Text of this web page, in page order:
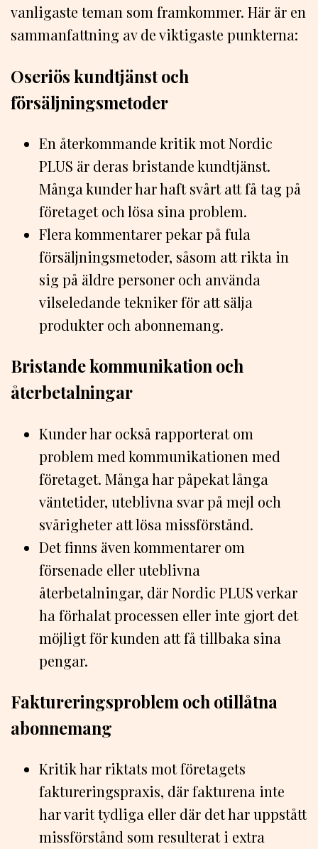
vanligaste teman som framkommer. Här är en
sammanfattning av de viktigaste punkterna:
Oseriös kundtjänst och
försäljningsmetoder
En återkommande kritik mot Nordic
PLUS är deras bristande kundtjänst.
Många kunder har haft svårt att få tag på
företaget och lösa sina problem.
Flera kommentarer pekar på fula
försäljningsmetoder, såsom att rikta in
sig på äldre personer och använda
vilseledande tekniker för att sälja
produkter och abonnemang.
Bristande kommunikation och
återbetalningar
Kunder har också rapporterat om
problem med kommunikationen med
företaget. Många har påpekat långa
väntetider, uteblivna svar på mejl och
svårigheter att lösa missförstånd.
Det finns även kommentarer om
försenade eller uteblivna
återbetalningar, där Nordic PLUS verkar
ha förhalat processen eller inte gjort det
möjligt för kunden att få tillbaka sina
pengar.
Faktureringsproblem och otillåtna
abonnemang
Kritik har riktats mot företagets
faktureringspraxis, där fakturena inte
har varit tydliga eller där det har uppstått
missförstånd som resulterat i extra